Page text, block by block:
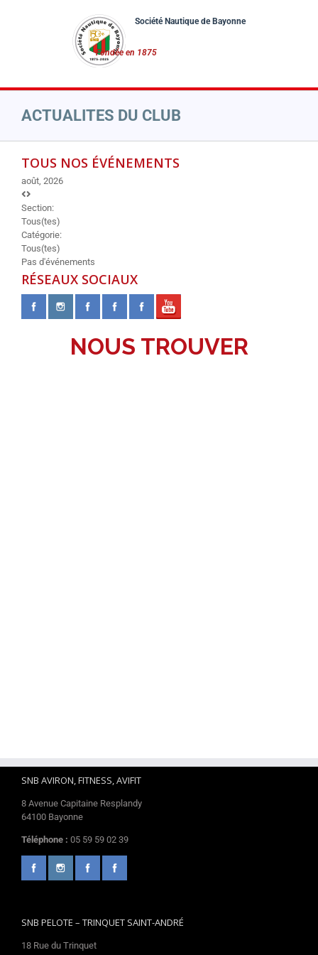
ACTUALITES DU CLUB
TOUS NOS ÉVÉNEMENTS
août, 2026
Section:
Tous(tes)
Catégorie:
Tous(tes)
Pas d'événements
RÉSEAUX SOCIAUX
NOUS TROUVER
SNB AVIRON, FITNESS, AVIFIT
8 Avenue Capitaine Resplandy
64100 Bayonne
Téléphone : 05 59 59 02 39
SNB PELOTE – TRINQUET SAINT-ANDRÉ
18 Rue du Trinquet